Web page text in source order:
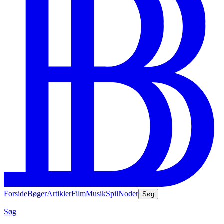
ForsideBøgerArtiklerFilmMusikSpilNoder Søg
Søg